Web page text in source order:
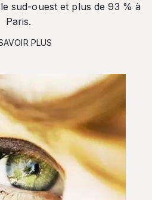
sud-ouest et plus de 93 % à
Paris.
PLUS